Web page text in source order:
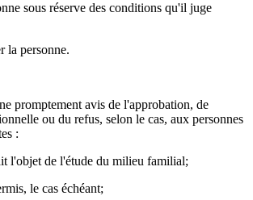
sous réserve des conditions qu'il juge
la personne.
promptement avis de l'approbation, de
ou du refus, selon le cas, aux personnes
:
l'objet de l'étude du milieu familial;
le cas échéant;